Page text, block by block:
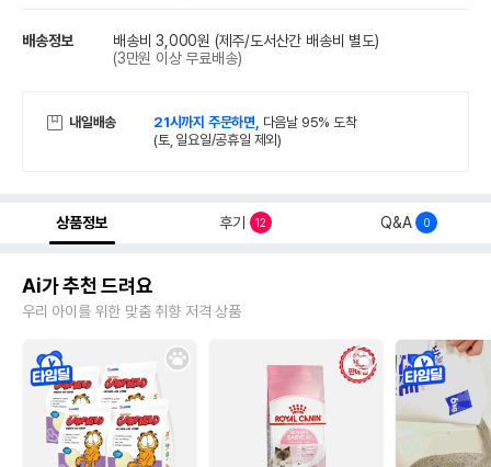
배송정보 배송비 3,000원 (제주/도서산간 배송비 별도)
(3만원 이상 무료배송)
내일배송 21시까지 주문하면, 다음날 95% 도착
(토, 일요일/공휴일 제외)
상품정보 후기 12 Q&A 0
Ai가 추천 드려요
우리 아이를 위한 맞춤 취향 저격 상품